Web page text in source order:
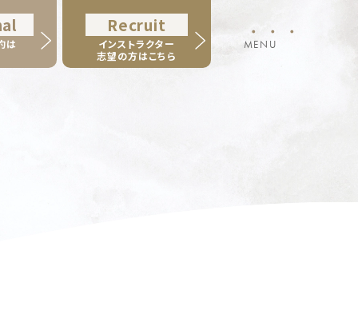
は
Recruit
インストラクター
志望の方はこちら
・・・
MENU